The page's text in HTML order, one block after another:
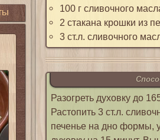
100 г сливочного
2 стакана крошки из
3 ст.л. сливочного
Разогреть духовку до
Растопить 3 ст.л.
печенье на дно формы,